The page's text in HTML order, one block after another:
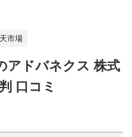
市場
アドバネクス 株式
口コミ